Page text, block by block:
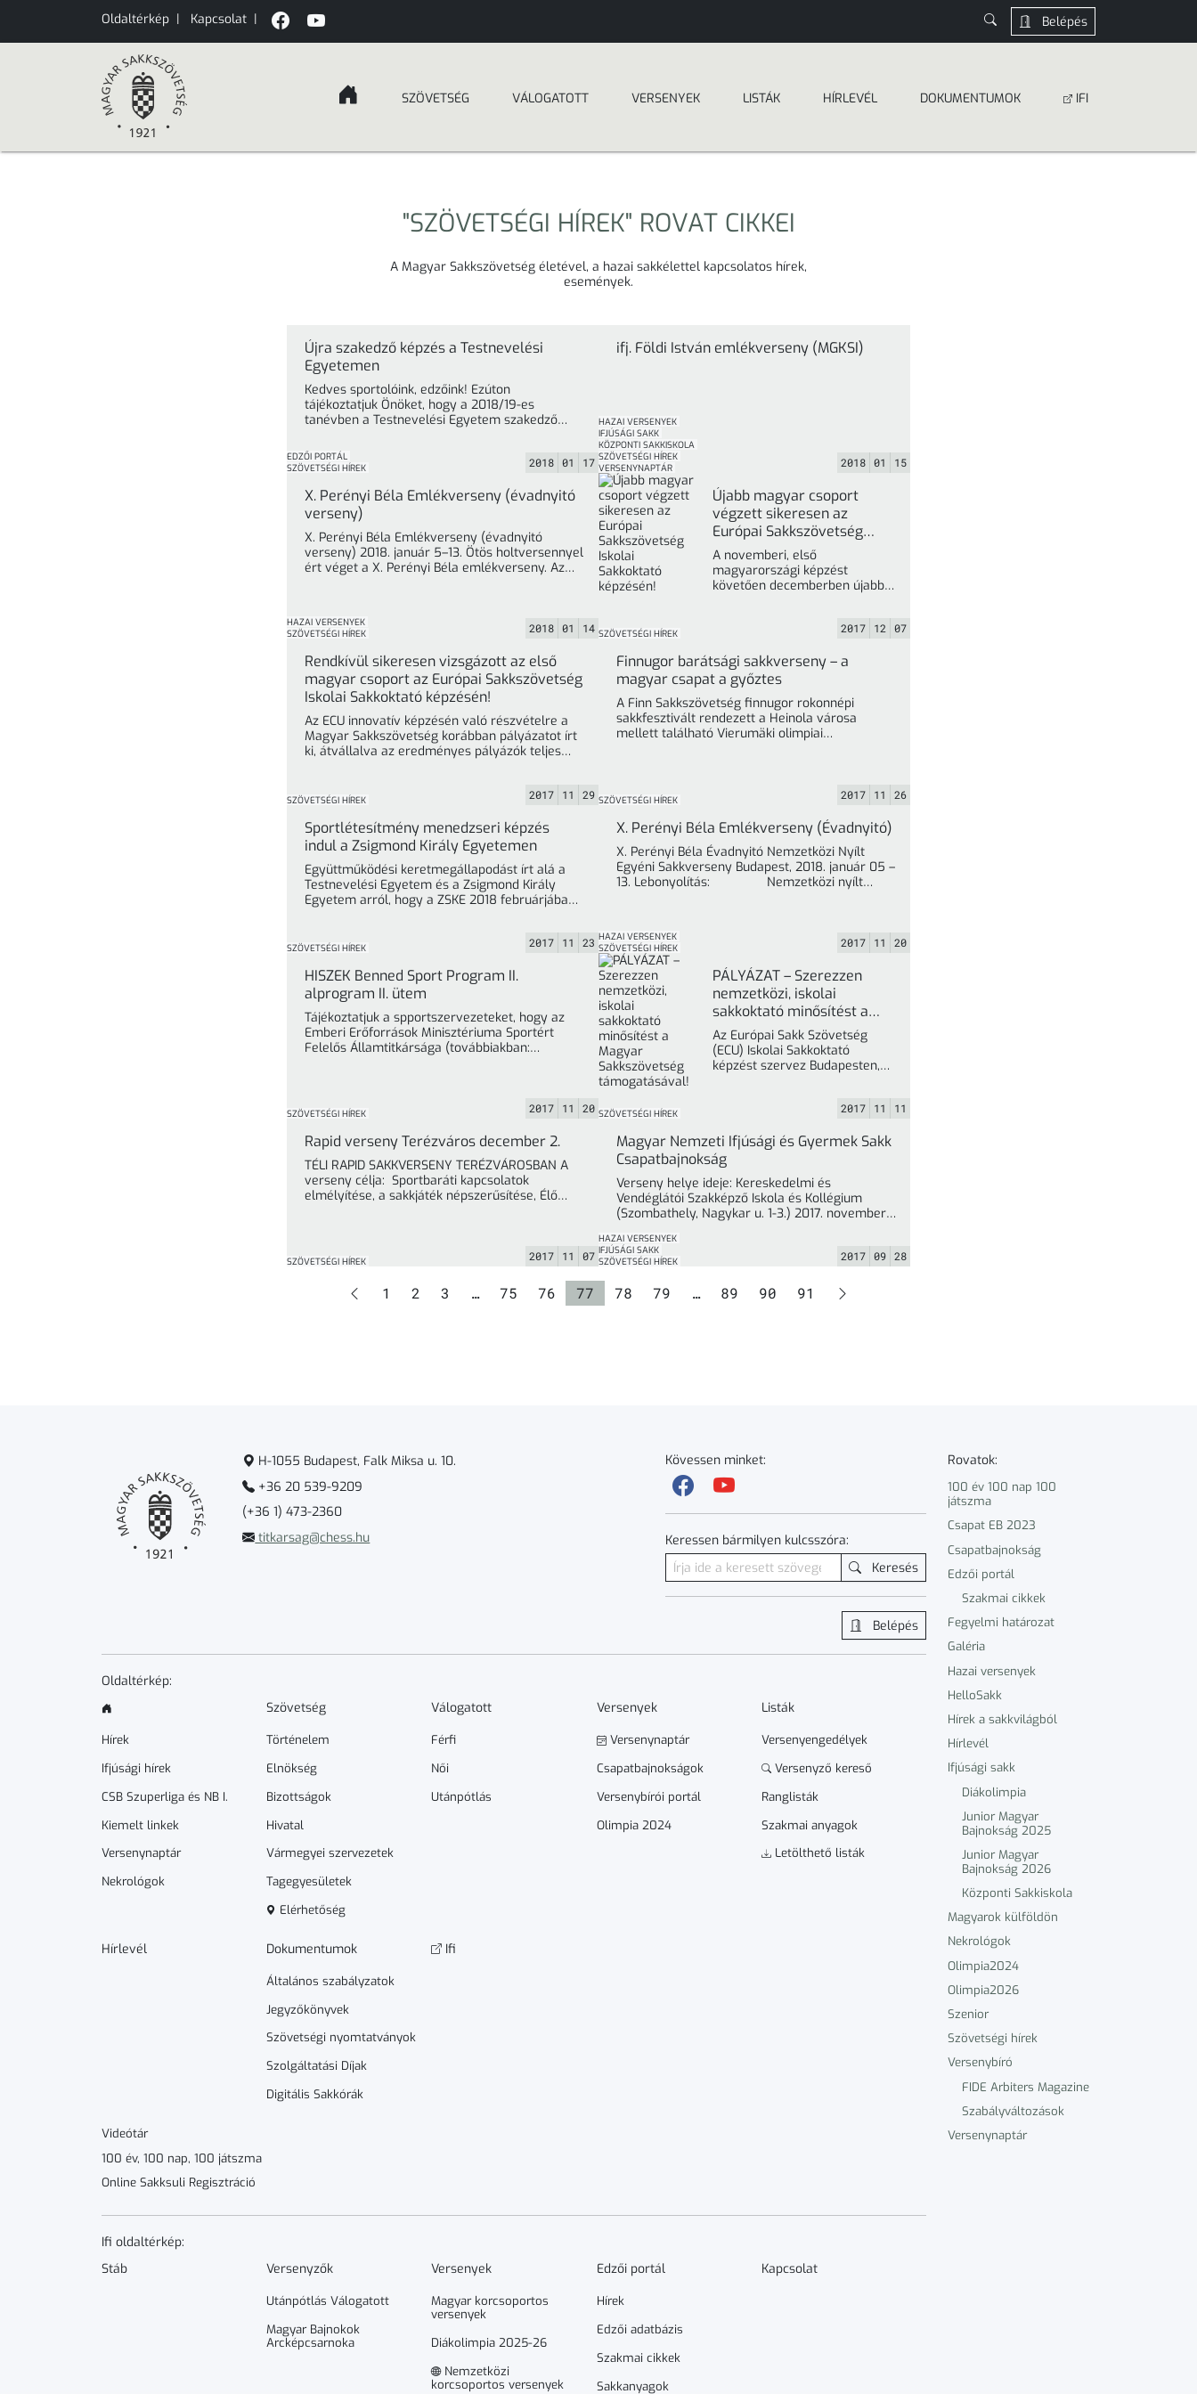
Oldaltérkép | Kapcsolat | Belépés
SZÖVETSÉG VÁLOGATOTT VERSENYEK LISTÁK HÍRLEVÉL DOKUMEN­­TUMOK IFI
"SZÖVETSÉGI HÍREK" ROVAT CIKKEI
A Magyar Sakkszövetség életével, a hazai sakkélettel kapcsolatos hírek,
események.
Újra szakedző képzés a Testnevelési
Egyetemen
Kedves sportolóink, edzőink! Ezúton
tájékoztatjuk Önöket, hogy a 2018/19-es
tanévben a Testnevelési Egyetem szakedző
2018 01 17
EDZŐI PORTÁL
SZÖVETSÉGI HÍREK
ifj. Földi István emlékverseny (MGKSI)
2018 01 15
HAZAI VERSENYEK
IFJÚSÁGI SAKK
KÖZPONTI SAKKISKOLA
SZÖVETSÉGI HÍREK
VERSENYNAPTÁR
X. Perényi Béla Emlékverseny (évadnyitó
verseny)
X. Perényi Béla Emlékverseny (évadnyitó
verseny) 2018. január 5–13. Ötös holtversennyel
ért véget a X. Perényi Béla emlékverseny. Az
2018 01 14
HAZAI VERSENYEK
SZÖVETSÉGI HÍREK
Újabb magyar csoport
végzett sikeresen az
Európai Sakkszövetség
Iskolai Sakkoktató
képzésén!
A novemberi, első
magyarországi képzést
követően decemberben újabb,
érkező sakkoktatók csoportja
2017 12 07
SZÖVETSÉGI HÍREK
Rendkívül sikeresen vizsgázott az első
magyar csoport az Európai Sakkszövetség
Iskolai Sakkoktató képzésén!
Az ECU innovatív képzésén való részvételre a
Magyar Sakkszövetség korábban pályázatot írt
ki, átvállalva az eredményes pályázók teljes
2017 11 29
SZÖVETSÉGI HÍREK
Finnugor barátsági sakkverseny – a
magyar csapat a győztes
A Finn Sakkszövetség finnugor rokonnépi
sakkfesztivált rendezett a Heinola városa
mellett található Vierumäki olimpiai
2017 11 26
SZÖVETSÉGI HÍREK
Sportlétesítmény menedzseri képzés
indul a Zsigmond Király Egyetemen
Együttműködési keretmegállapodást írt alá a
Testnevelési Egyetem és a Zsigmond Király
Egyetem arról, hogy a ZSKE 2018 februárjában
2017 11 23
SZÖVETSÉGI HÍREK
X. Perényi Béla Emlékverseny (Évadnyitó)
X. Perényi Béla Évadnyitó Nemzetközi Nyílt
Egyéni Sakkverseny Budapest, 2018. január 05 –
13. Lebonyolítás: Nemzetközi nyílt
2017 11 20
HAZAI VERSENYEK
SZÖVETSÉGI HÍREK
HISZEK Benned Sport Program II.
alprogram II. ütem
Tájékoztatjuk a spportszervezeteket, hogy az
Emberi Erőforrások Minisztériuma Sportért
Felelős Államtitkársága (továbbiakban:
2017 11 20
SZÖVETSÉGI HÍREK
PÁLYÁZAT – Szerezzen
nemzetközi, iskolai
sakkoktató minősítést a
Magyar Sakkszövetség
támogatásával!
Az Európai Sakk Szövetség
(ECU) Iskolai Sakkoktató
képzést szervez Budapesten,
képzéseken való részvételre, a
2017 11 11
SZÖVETSÉGI HÍREK
Rapid verseny Terézváros december 2.
TÉLI RAPID SAKKVERSENY TERÉZVÁROSBAN A
verseny célja: Sportbaráti kapcsolatok
elmélyítése, a sakkjáték népszerűsítése, Élő
2017 11 07
SZÖVETSÉGI HÍREK
Magyar Nemzeti Ifjúsági és Gyermek Sakk
Csapatbajnokság
Verseny helye ideje: Kereskedelmi és
Vendéglátói Szakképző Iskola és Kollégium
(Szombathely, Nagykar u. 1-3.) 2017. november
2017 09 28
HAZAI VERSENYEK
IFJÚSÁGI SAKK
SZÖVETSÉGI HÍREK
Oldal
1 Oldal
2 Oldal
3 … Oldal
75 Oldal
76 Oldal
77 Oldal
78 Oldal
79 … Oldal
89 Oldal
90 Oldal
91
H-1055 Budapest, Falk Miksa u. 10.
+36 20 539-9209
(+36 1) 473-2360
titkarsag@chess.hu
Kövessen minket:
Keressen bármilyen kulcsszóra:
Keresés
Belépés
Oldaltérkép:
Hírek
Ifjúsági hírek
CSB Szuperliga és NB I.
Kiemelt linkek
Versenynaptár
Nekrológok
Szövetség
Történelem
Elnökség
Bizottságok
Hivatal
Vármegyei szervezetek
Tagegyesületek
Elérhetőség
Válogatott
Férfi
Női
Utánpótlás
Versenyek
Versenynaptár
Csapatbajnokságok
Versenybírói portál
Olimpia 2024
Listák
Versenyengedélyek
Versenyző kereső
Ranglisták
Szakmai anyagok
Letölthető listák
Hírlevél Dokumen­­tumok
Általános szabályzatok
Jegyzőkönyvek
Szövetségi nyomtatványok
Szolgáltatási Díjak
Digitális Sakkórák
Ifi
Videótár
100 év, 100 nap, 100 játszma
Online Sakksuli Regisztráció
Ifi oldaltérkép:
Stáb
Versenyzők
Utánpótlás Válogatott
Magyar Bajnokok
Arcképcsarnoka
Versenyek
Magyar korcsoportos
versenyek
Diákolimpia 2025-26
Nemzetközi
korcsoportos versenyek
Edzői portál
Hírek
Edzői adatbázis
Szakmai cikkek
Sakkanyagok
Kapcsolat
Rovatok:
100 év 100 nap 100
játszma
Csapat EB 2023
Csapatbajnokság
Edzői portál
Szakmai cikkek
Fegyelmi határozat
Galéria
Hazai versenyek
HelloSakk
Hírek a sakkvilágból
Hírlevél
Ifjúsági sakk
Diákolimpia
Junior Magyar
Bajnokság 2025
Junior Magyar
Bajnokság 2026
Központi Sakkiskola
Magyarok külföldön
Nekrológok
Olimpia2024
Olimpia2026
Szenior
Szövetségi hírek
Versenybíró
FIDE Arbiters Magazine
Szabályváltozások
Versenynaptár